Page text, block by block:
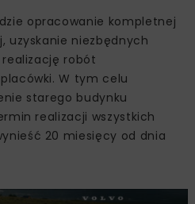
opracowanie kompletnej
uzyskanie niezbędnych
robót
W tym celu
starego budynku
realizacji wszystkich
20 miesięcy od dnia